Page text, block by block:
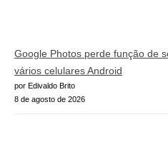
Google Photos perde função de
vários celulares Android
por Edivaldo Brito
8 de agosto de 2026